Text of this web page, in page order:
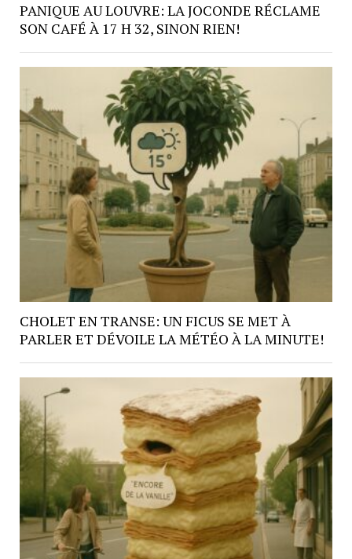
PANIQUE AU LOUVRE: LA JOCONDE RÉCLAME
SON CAFÉ À 17 H 32, SINON RIEN!
CHOLET EN TRANSE: UN FICUS SE MET À
PARLER ET DÉVOILE LA MÉTÉO À LA MINUTE!